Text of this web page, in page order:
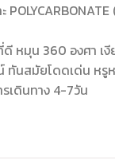
หมุน 360 องศา เงี
ทันสมัยโดดเด่น หรู
เดินทาง 4-7วัน